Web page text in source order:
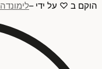
הוקם ב ♡ על ידי –לימונדה 2.0